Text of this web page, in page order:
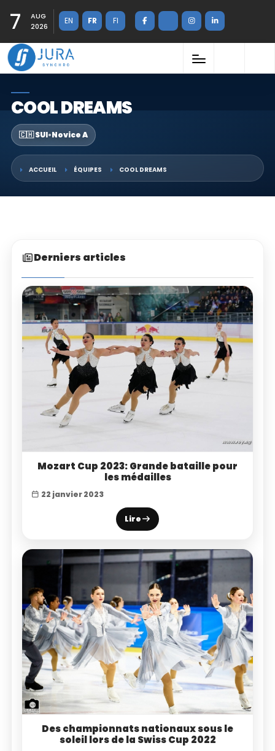
7
AUG
2026
EN FR FI
COOL DREAMS
🇨🇭 SUI•Novice A
ACCUEIL ÉQUIPES COOL DREAMS
Derniers articles
Mozart Cup 2023: Grande bataille pour
les médailles
22 janvier 2023
Lire
Des championnats nationaux sous le
soleil lors de la Swiss Cup 2022